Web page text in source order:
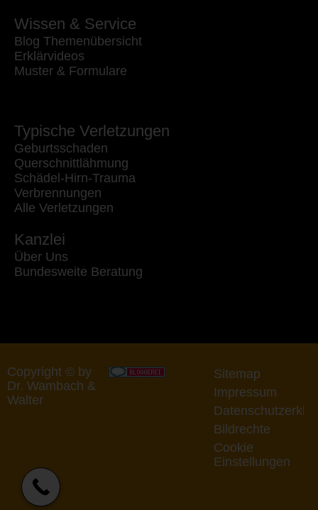
Wissen & Service
Blog Themenübersicht
Erklärvideos
Muster & Formulare
Typische Verletzungen
Geburtsschaden
Querschnittlähmung
Schädel-Hirn-Trauma
Verbrennungen
Alle Verletzungen
Kanzlei
Über Uns
Bundesweite Beratung
Copyright © by
Dr. Wambach &
Walter
Sitemap
Impressum
Bildrechte
Cookie
Einstellungen